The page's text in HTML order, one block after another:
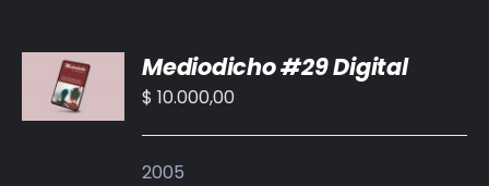
RED EOL
MEDIODICHO
AL
CARRITO
/
Mediodicho #29 Digital
$ 10.000,00
2005